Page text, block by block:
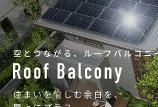
住まいを愉しむ余白を、